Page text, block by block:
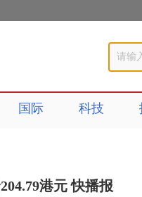
国际 科技
港元 快播报